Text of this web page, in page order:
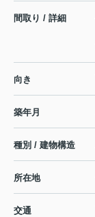
間取り / 詳細
向き
築年月
種別 / 建物構造
所在地
交通